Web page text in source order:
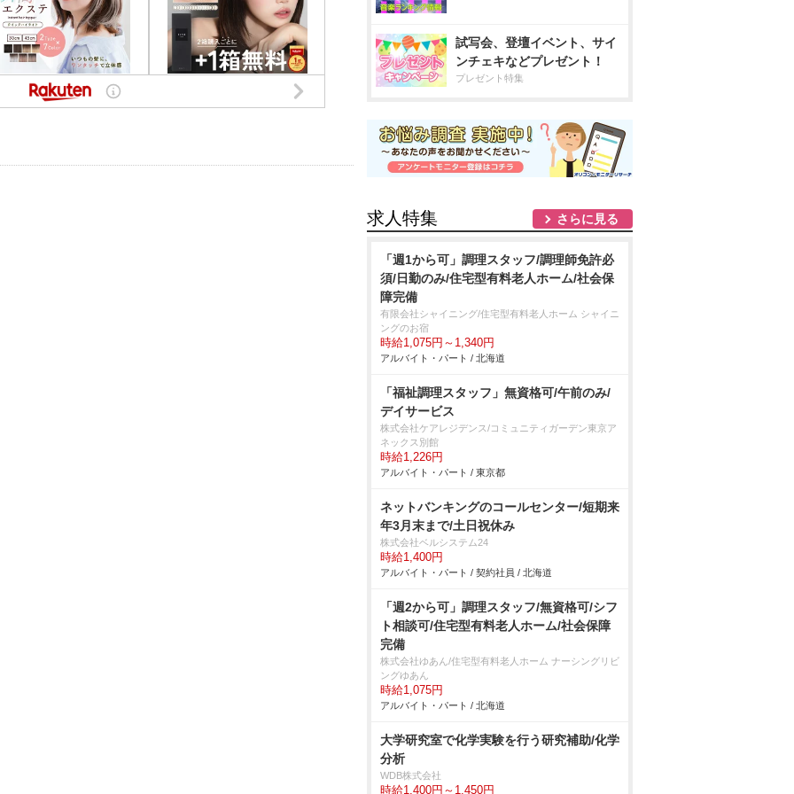
試写会、登壇イベント、サイ
ンチェキなどプレゼント！
プレゼント特集
求人特集 さらに見る
「週1から可」調理スタッフ/調理師免許必
須/日勤のみ/住宅型有料老人ホーム/社会保
障完備
有限会社シャイニング/住宅型有料老人ホーム シャイニ
ングのお宿
時給1,075円～1,340円
アルバイト・パート / 北海道
「福祉調理スタッフ」無資格可/午前のみ/
デイサービス
株式会社ケアレジデンス/コミュニティガーデン東京ア
ネックス別館
時給1,226円
アルバイト・パート / 東京都
ネットバンキングのコールセンター/短期来
年3月末まで/土日祝休み
株式会社ベルシステム24
時給1,400円
アルバイト・パート / 契約社員 / 北海道
「週2から可」調理スタッフ/無資格可/シフ
ト相談可/住宅型有料老人ホーム/社会保障
完備
株式会社ゆあん/住宅型有料老人ホーム ナーシングリビ
ングゆあん
時給1,075円
アルバイト・パート / 北海道
大学研究室で化学実験を行う研究補助/化学
分析
WDB株式会社
時給1,400円～1,450円